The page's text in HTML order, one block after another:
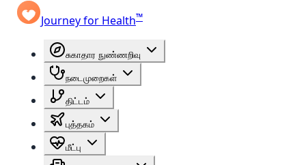
Journey for Health™
சுகாதார நுண்ணறிவு
நடைமுறைகள்
திட்டம்
புத்தகம்
மீட்பு